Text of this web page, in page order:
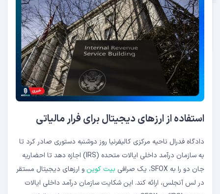
استفاده از ارزهای دیجیتال برای فرار مالیاتی
دادگاه فدرال ناحیه مرکزی کالیفرنیا روز دوشنبه دستوری صادر کرد تا
به سازمان درآمد داخلی ایالات متحده (IRS) اجازه دهد تا احضاریه
جان دو را به SFOX، یک صرافی
بیت کوین و ارزهای دیجیتال مستقر
در لس آنجلس، ارائه کند. این شکایت سازمان درآمد داخلی ایالات